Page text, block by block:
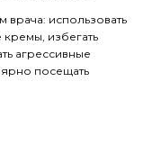
врача: использовать
избегать
агрессивные
посещать